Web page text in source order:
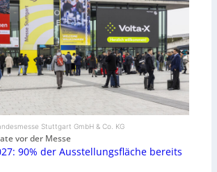
Stuttgart GmbH & Co. KG
vor der Messe
90% der Ausstellungsfläche bereits